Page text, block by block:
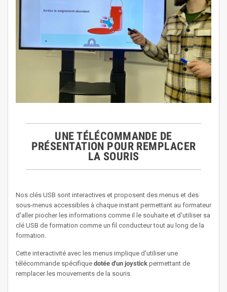
UNE TÉLÉCOMMANDE DE
PRÉSENTATION POUR REMPLACER
LA SOURIS
Nos clés USB sont interactives et proposent des menus et des
sous-menus accessibles à chaque instant permettant au formateur
d'aller piocher les informations comme il le souhaite et d'utiliser sa
clé USB de formation comme un fil conducteur tout au long de la
formation.
Cette interactivité avec les menus implique d'utiliser une
télécommande spécifique dotée d'un joystick permettant de
remplacer les mouvements de la souris.